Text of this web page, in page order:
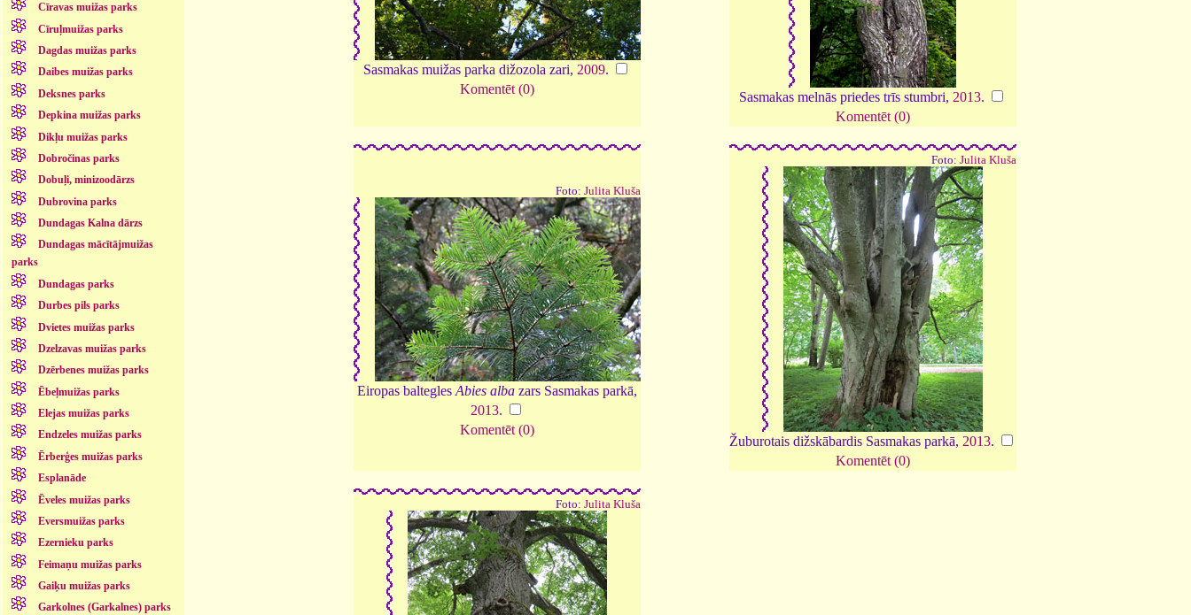
Cīravas muižas parks
Cīruļmuižas parks
Dagdas muižas parks
Daibes muižas parks
Deksnes parks
Depkina muižas parks
Dikļu muižas parks
Dobročinas parks
Dobuļi, minizoodārzs
Dubrovina parks
Dundagas Kalna dārzs
Dundagas mācītājmuižas
parks
Dundagas parks
Durbes pils parks
Dvietes muižas parks
Dzelzavas muižas parks
Dzērbenes muižas parks
Ēbeļmuižas parks
Elejas muižas parks
Endzeles muižas parks
Ērberģes muižas parks
Esplanāde
Ēveles muižas parks
Eversmuižas parks
Ezernieku parks
Feimaņu muižas parks
Gaiķu muižas parks
Garkolnes (Garkalnes) parks
Sasmakas muižas parka dižozola zari, 2009.
Komentēt (0)
Sasmakas melnās priedes trīs stumbri, 2013.
Komentēt (0)
Foto: Julita Kluša
Eiropas baltegles Abies albazars Sasmakas parkā,
2013.
Komentēt (0)
Foto: Julita Kluša
Žuburotais dižskābardis Sasmakas parkā, 2013.
Komentēt (0)
Foto: Julita Kluša